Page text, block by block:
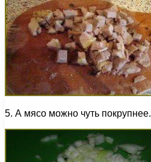
5. А мясо можно чуть покрупнее.